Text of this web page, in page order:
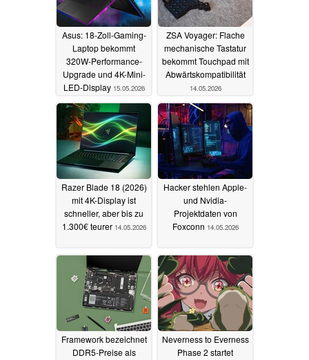
Asus: 18-Zoll-Gaming-
Laptop bekommt
320W-Performance-
Upgrade und 4K-Mini-
LED-Display 15.05.2026
ZSA Voyager: Flache
mechanische Tastatur
bekommt Touchpad mit
Abwärtskompatibilität
14.05.2026
Razer Blade 18 (2026)
mit 4K-Display ist
schneller, aber bis zu
1.300€ teurer 14.05.2026
Hacker stehlen Apple-
und Nvidia-
Projektdaten von
Foxconn 14.05.2026
Framework bezeichnet
DDR5-Preise als
Neverness to Everness
Phase 2 startet